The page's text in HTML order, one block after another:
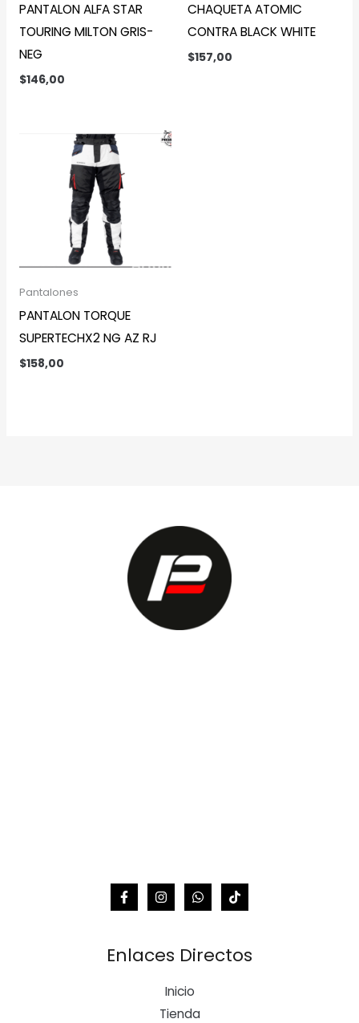
PANTALON ALFA STAR
TOURING MILTON GRIS-
NEG
$146,00
CHAQUETA ATOMIC
CONTRA BLACK WHITE
$157,00
Pantalones
PANTALON TORQUE
SUPERTECHX2 NG AZ RJ
$158,00
Enlaces Directos
Inicio
Tienda